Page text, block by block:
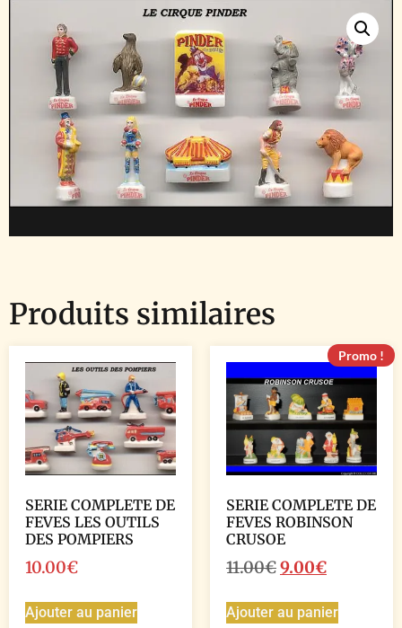
Produits similaires
SERIE COMPLETE DE
FEVES LES OUTILS
DES POMPIERS
10.00€
Ajouter au panier
Promo !
SERIE COMPLETE DE
FEVES ROBINSON
CRUSOE
11.00€9.00€
Ajouter au panier